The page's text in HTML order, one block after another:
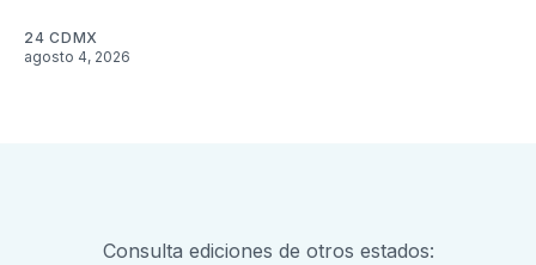
24 CDMX
agosto 4, 2026
Consulta ediciones de otros estados: